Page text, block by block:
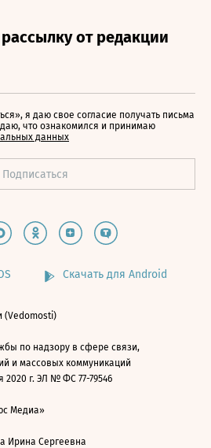
я даю свое согласие получать письма
что ознакомился и принимаю
данных
Скачать для Android
(Vedomosti)
по надзору в сфере связи,
и массовых коммуникаций
2020 г. ЭЛ № ФС 77-79546
Медиа»
Ирина Сергеевна